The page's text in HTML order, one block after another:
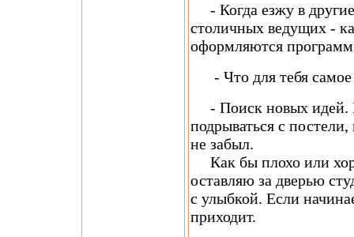
- Когда езжу в
столичных ведущих -
оформляются
- Что для тебя самое
- Поиск новых идей.
подрываться с
не забыл.
Как бы плохо или
оставляю за дверью
с улыбкой. Если
приходит.